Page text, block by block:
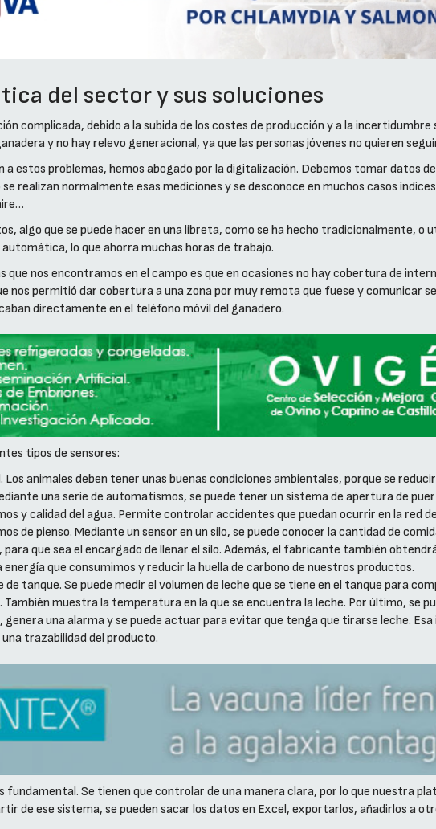
del sector y sus soluciones
complicada, debido a la subida de los costes de producción y a la
y no hay relevo generacional, ya que las personas jóvenes no quieren
a estos problemas, hemos abogado por la digitalización. Debemos tomar datos
realizan normalmente esas mediciones y se desconoce en muchos casos
algo que se puede hacer en una libreta, como se ha hecho tradicionalmente, o
lo que ahorra muchas horas de trabajo.
que nos encontramos en el campo es que en ocasiones no hay cobertura de
nos permitió dar cobertura a una zona por muy remota que fuese y comunicar
directamente en el teléfono móvil del ganadero.
tipos de sensores:
Los animales deben tener unas buenas condiciones ambientales, porque se
una serie de automatismos, se puede tener un sistema de apertura de
y calidad del agua. Permite controlar accidentes que puedan ocurrir en la red
de pienso. Mediante un sensor en un silo, se puede conocer la cantidad de
que sea el encargado de llenar el silo. Además, el fabricante también
que consumimos y reducir la huella de carbono de nuestros productos.
de tanque. Se puede medir el volumen de leche que se tiene en el tanque para
muestra la temperatura en la que se encuentra la leche. Por último, se
genera una alarma y se puede actuar para evitar que tenga que tirarse leche.
trazabilidad del producto.
fundamental. Se tienen que controlar de una manera clara, por lo que nuestra
de ese sistema, se pueden sacar los datos en Excel, exportarlos, añadirlos a